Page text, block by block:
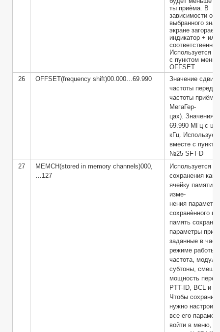
ты приѐма. В
зависимости от
выбранного
экране
индикатор + или
соответственно.
Используется
с пунктом
OFFSET.
26
OFFSET(frequency shift)00.000…69.990
Значение сдвига
частоты
частоты приёма
МегаГер-
цах). Значения:
69.990 МГц с
кГц.
вместе с
№25 SFT-D
27
MEMCH(stored in memory channels)000,
…127
Используется
сохранения
ячейку памяти,
изме-
нения
сохранѐнного
память
параметры
заданные в
режиме работы:
частота,
субтоны,
мощность
PTT-ID, BCL и
Чтобы
нужно настроить
все его
войти в меню,